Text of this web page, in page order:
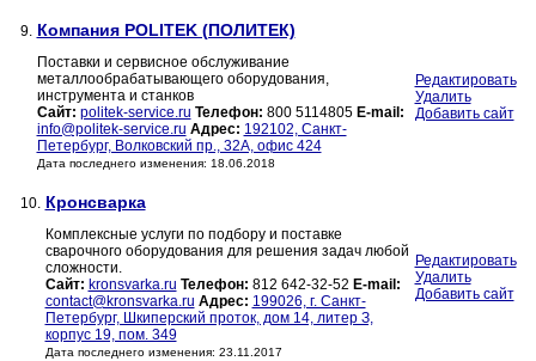
9. Компания POLITEK (ПОЛИТЕК)
Поставки и сервисное обслуживание
металлообрабатывающего оборудования,
инструмента и станков
Сайт: politek-service.ru Телефон: 800 5114805 E-mail:
info@politek-service.ru Адрес: 192102, Санкт-
Петербург, Волковский пр., 32А, офис 424
Дата последнего изменения: 18.06.2018
Редактировать
Удалить
Добавить сайт
10. Кронсварка
Комплексные услуги по подбору и поставке
сварочного оборудования для решения задач любой
сложности.
Сайт: kronsvarka.ru Телефон: 812 642-32-52 E-mail:
contact@kronsvarka.ru Адрес: 199026, г. Санкт-
Петербург, Шкиперский проток, дом 14, литер З,
корпус 19, пом. 349
Дата последнего изменения: 23.11.2017
Редактировать
Удалить
Добавить сайт